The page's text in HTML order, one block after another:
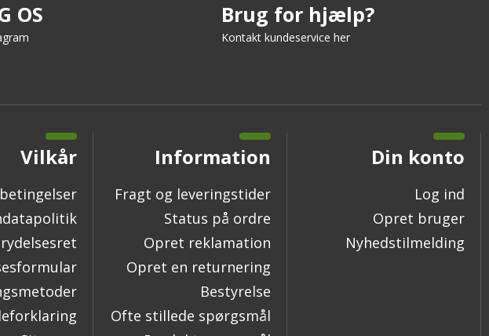
OS Brug for hjælp?
Kontakt kundeservice her
Vilkår Information
Fragt og leveringstider
Status på ordre
Opret reklamation
Opret en returnering
Bestyrelse
Ofte stillede spørgsmål
Din konto
Log ind
Opret bruger
Nyhedstilmelding